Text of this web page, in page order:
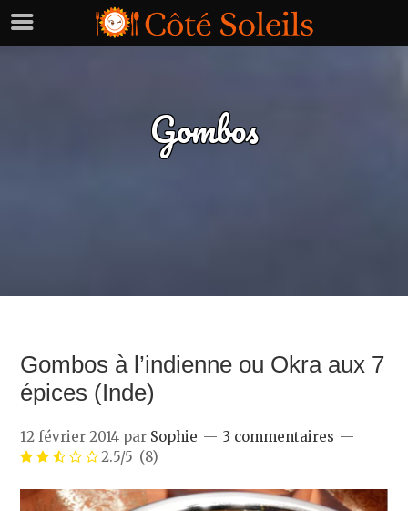
Gombos
Gombos à l’indienne ou Okra aux 7
épices (Inde)
12 février 2014 par Sophie
3 commentaires
2.5/5 (8)